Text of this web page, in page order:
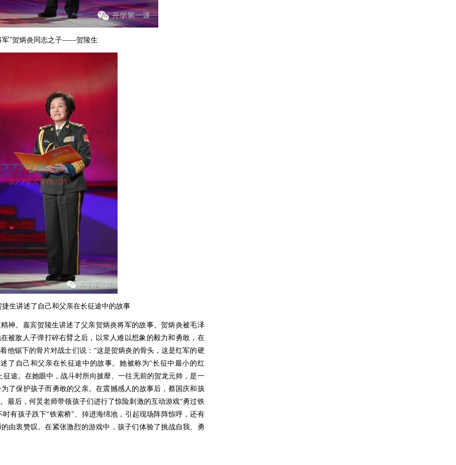
军”贺炳炎同志之子——贺陵生
生讲述了自己和父亲在长征途中的故事
。嘉宾贺陵生讲述了父亲贺炳炎将军的故事。贺炳炎被毛泽
被敌人子弹打碎右臂之后，以常人难以想象的毅力和勇敢，在
他锯下的骨片对战士们说：“这是贺炳炎的骨头，这是红军的硬
了自己和父亲在长征途中的故事。她被称为“长征中最小的红
途。在她眼中，战斗时所向披靡、一往无前的贺龙元帅，是一
了保护孩子而勇敢的父亲。在震撼感人的故事后，蔡国庆和孩
最后，何炅老师带领孩子们进行了惊险刺激的互动游戏“勇过铁
有孩子跌下“铁索桥”、掉进海绵池，引起现场阵阵惊呼，还有
由衷赞叹。在紧张激烈的游戏中，孩子们体验了挑战自我、勇